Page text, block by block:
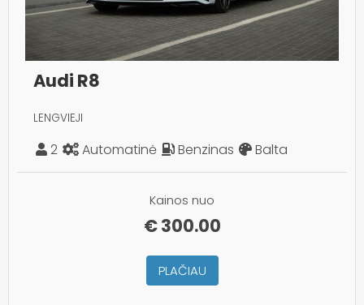
Audi R8
LENGVIEJI
2 Automatinė Benzinas Balta
Kainos nuo
€300.00
PLAČIAU